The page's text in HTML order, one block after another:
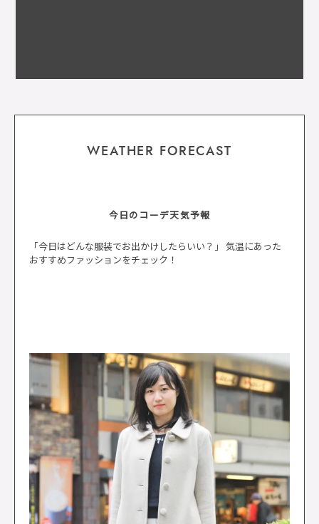
WEATHER FORECAST
今日のコーデ天気予報
「今日はどんな服装でお出かけしたらいい？」 気温にあった
おすすめファッションをチェック！